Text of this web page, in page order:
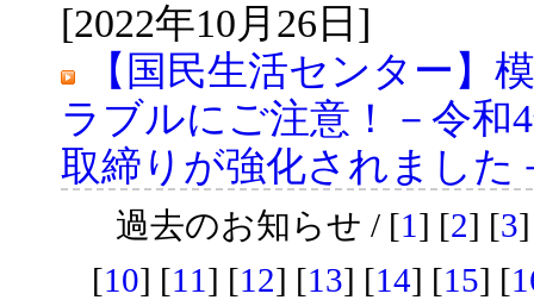
[2022年10月26日]
【国民生活センター】
ラブルにご注意！－令和
取締りが強化されました
過去のお知らせ / [1 ] [2] [3
[10] [11 ] [12] [13] [14] [15] [